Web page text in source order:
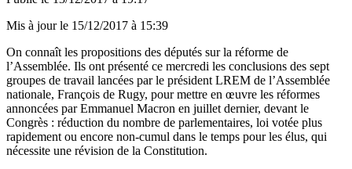
Mis à jour le 15/12/2017 à 15:39
On connaît les propositions des députés sur la réforme de
l’Assemblée. Ils ont présenté ce mercredi les conclusions des sept
groupes de travail lancées par le président LREM de l’Assemblée
nationale, François de Rugy, pour mettre en œuvre les réformes
annoncées par Emmanuel Macron en juillet dernier, devant le
Congrès : réduction du nombre de parlementaires, loi votée plus
rapidement ou encore non-cumul dans le temps pour les élus, qui
nécessite une révision de la Constitution.